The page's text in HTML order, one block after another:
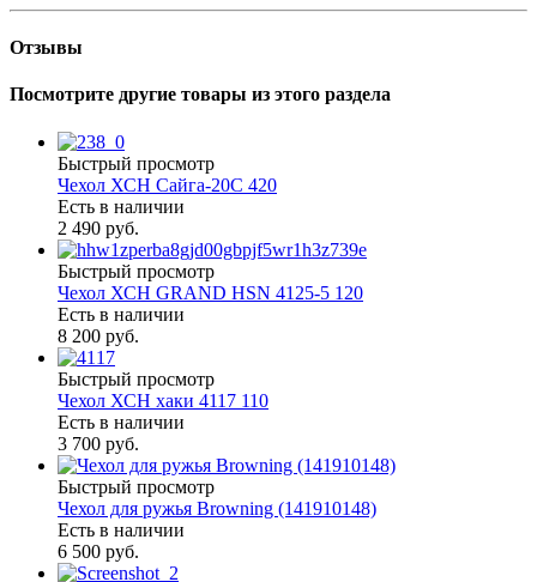
Отзывы
Посмотрите другие товары из этого раздела
Быстрый просмотр
Чехол ХСН Сайга-20С 420
Есть в наличии
2 490 руб.
Быстрый просмотр
Чехол ХСН GRAND HSN 4125-5 120
Есть в наличии
8 200 руб.
Быстрый просмотр
Чехол ХСН хаки 4117 110
Есть в наличии
3 700 руб.
Быстрый просмотр
Чехол для ружья Browning (141910148)
Есть в наличии
6 500 руб.